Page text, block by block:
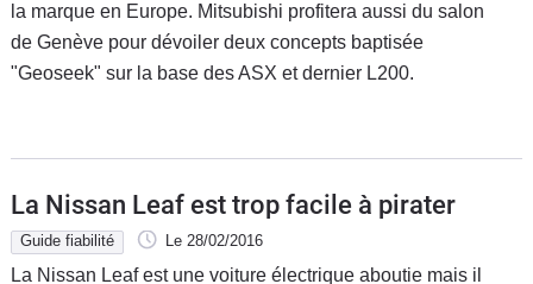
la marque en Europe. Mitsubishi profitera aussi du salon
de Genève pour dévoiler deux concepts baptisée
"Geoseek" sur la base des ASX et dernier L200.
La Nissan Leaf est trop facile à pirater
Guide fiabilité Le 28/02/2016
La Nissan Leaf est une voiture électrique aboutie mais il